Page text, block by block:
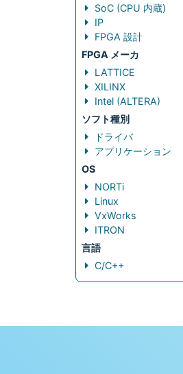
SoC (CPU 内蔵)
IP
FPGA 設計
FPGA メーカ
LATTICE
XILINX
Intel (ALTERA)
ソフト種別
ドライバ
アプリケーション
OS
NORTi
Linux
VxWorks
ITRON
言語
C/C++